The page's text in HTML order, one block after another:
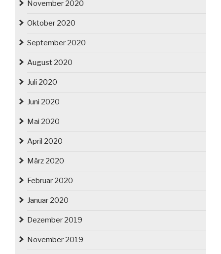
November 2020
Oktober 2020
September 2020
August 2020
Juli 2020
Juni 2020
Mai 2020
April 2020
März 2020
Februar 2020
Januar 2020
Dezember 2019
November 2019